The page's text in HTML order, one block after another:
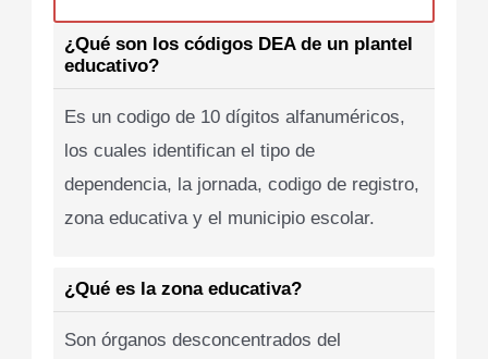
¿Qué son los códigos DEA de un plantel
educativo?
Es un codigo de 10 dígitos alfanuméricos,
los cuales identifican el tipo de
dependencia, la jornada, codigo de registro,
zona educativa y el municipio escolar.
¿Qué es la zona educativa?
Son órganos desconcentrados del